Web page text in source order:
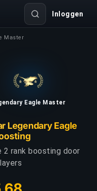
Inloggen
Master
Eagle Master
Legendary Eagle
rank boosting door